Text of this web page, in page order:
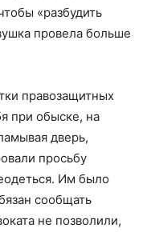
«разбудить
провела больше
правозащитных
при обыске, на
дверь,
просьбу
Им было
сообщать
не позволили,